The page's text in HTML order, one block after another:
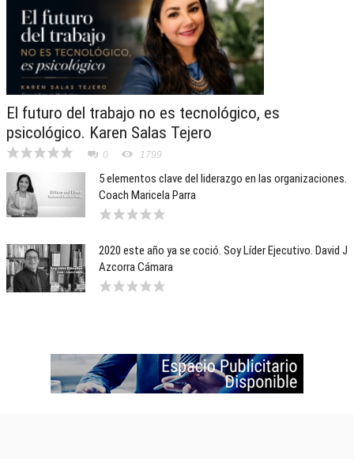
El futuro del trabajo no es tecnológico, es
psicológico. Karen Salas Tejero
0 1799
5 elementos clave del liderazgo en las organizaciones.
Coach Maricela Parra
2020 este año ya se coció. Soy Líder Ejecutivo. David J
Azcorra Cámara